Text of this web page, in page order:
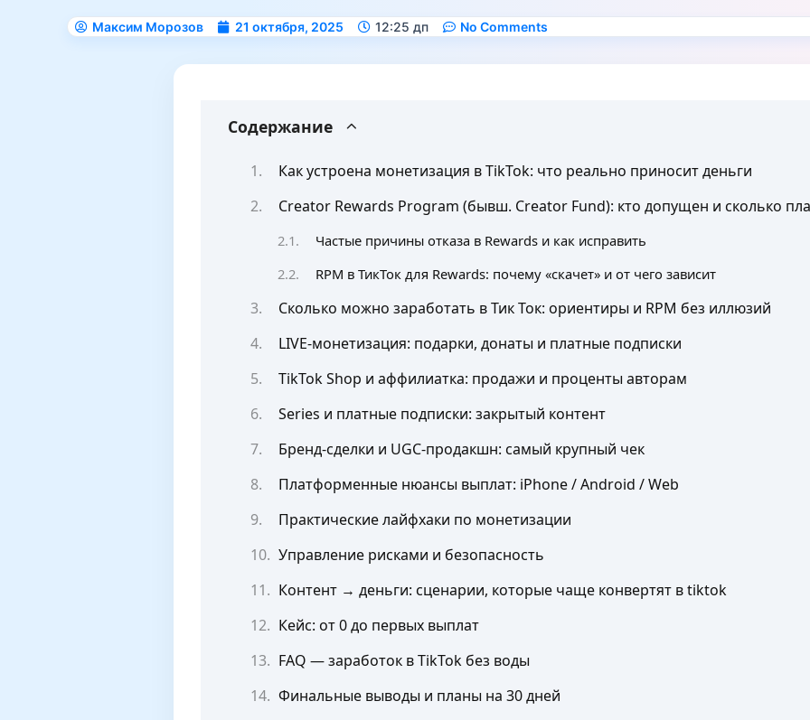
Максим Морозов 21 октября, 2025 12:25 дп No Comments
Содержание
Как устроена монетизация в TikTok: что реально приносит деньги
Creator Rewards Program (бывш. Creator Fund): кто допущен и сколько
Частые причины отказа в Rewards и как исправить
RPM в ТикТок для Rewards: почему «скачет» и от чего зависит
Сколько можно заработать в Тик Ток: ориентиры и RPM без иллюзий
LIVE-монетизация: подарки, донаты и платные подписки
TikTok Shop и аффилиатка: продажи и проценты авторам
Series и платные подписки: закрытый контент
Бренд-сделки и UGC-продакшн: самый крупный чек
Платформенные нюансы выплат: iPhone / Android / Web
Практические лайфхаки по монетизации
Управление рисками и безопасность
Контент → деньги: сценарии, которые чаще конвертят в tiktok
Кейс: от 0 до первых выплат
FAQ — заработок в TikTok без воды
Финальные выводы и планы на 30 дней